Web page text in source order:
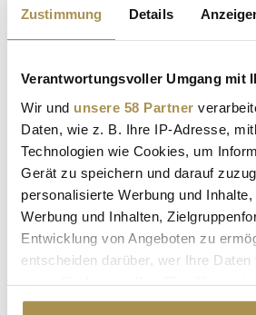
Zustimmung Details
Verantwortungsvoller Umgang mit
Wir und unsere 58 Partner
Daten, wie z. B. Ihre IP-Adresse,
Technologien wie Cookies, um
Gerät zu speichern und darauf
personalisierte Werbung und
Werbung und Inhalten,
Entwicklung von Angeboten zu
entscheiden darüber, wer Ihre
Cookie-Erklärung oder durch